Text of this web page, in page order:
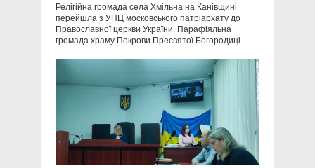
Релігійна громада села Хмільна на Канівщині
перейшла з УПЦ московського патріархату до
Православної церкви України. Парафіяльна
громада храму Покрови Пресвятої Богородиці